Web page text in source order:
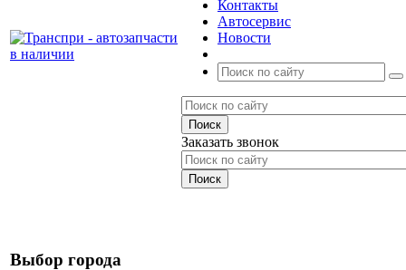
Контакты
Автосервис
Новости
Заказать звонок
Выбор города